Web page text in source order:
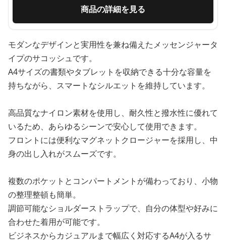
商品の詳細を見る
モダンなデザインと実用性を兼ね備えたメッセンジャータ
イプのサコッシュです。
A4サイズの書類やタブレットを収納できる十分な容量を
持ちながら、スマートなシルエットを維持しています。
高品質なナイロン素材を使用し、耐久性と撥水性に優れて
いるため、あらゆるシーンで安心して使用できます。
フロントには便利なマグネットクロージャーを採用し、中
身の出し入れがスムーズです。
複数のポケットとコンパートメントが備わっており、小物
の整理整頓も簡単。
調節可能なショルダーストラップで、自分の体型や好みに
合わせた着用が可能です。
ビジネスからカジュアルまで幅広く対応するA4が入るサ